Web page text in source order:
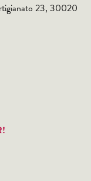
23, 30020